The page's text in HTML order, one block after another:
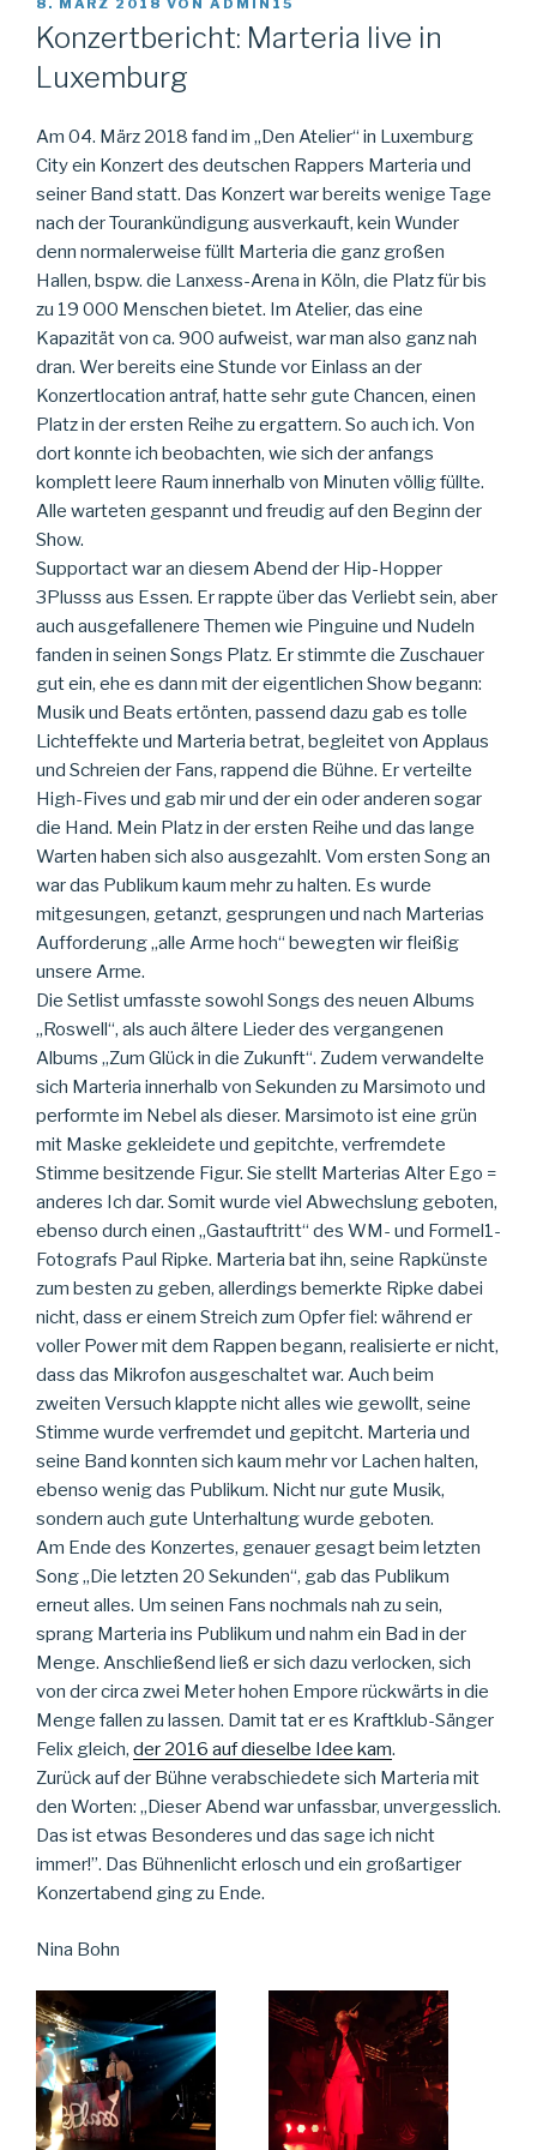
AM
8. MÄRZ 2018 VON ADMIN15
Konzertbericht: Marteria live in
Luxemburg
Am 04. März 2018 fand im „Den Atelier“ in Luxemburg
City ein Konzert des deutschen Rappers Marteria und
seiner Band statt. Das Konzert war bereits wenige Tage
nach der Tourankündigung ausverkauft, kein Wunder
denn normalerweise füllt Marteria die ganz großen
Hallen, bspw. die Lanxess-Arena in Köln, die Platz für bis
zu 19 000 Menschen bietet. Im Atelier, das eine
Kapazität von ca. 900 aufweist, war man also ganz nah
dran. Wer bereits eine Stunde vor Einlass an der
Konzertlocation antraf, hatte sehr gute Chancen, einen
Platz in der ersten Reihe zu ergattern. So auch ich. Von
dort konnte ich beobachten, wie sich der anfangs
komplett leere Raum innerhalb von Minuten völlig füllte.
Alle warteten gespannt und freudig auf den Beginn der
Show.
Supportact war an diesem Abend der Hip-Hopper
3Plusss aus Essen. Er rappte über das Verliebt sein, aber
auch ausgefallenere Themen wie Pinguine und Nudeln
fanden in seinen Songs Platz. Er stimmte die Zuschauer
gut ein, ehe es dann mit der eigentlichen Show begann:
Musik und Beats ertönten, passend dazu gab es tolle
Lichteffekte und Marteria betrat, begleitet von Applaus
und Schreien der Fans, rappend die Bühne. Er verteilte
High-Fives und gab mir und der ein oder anderen sogar
die Hand. Mein Platz in der ersten Reihe und das lange
Warten haben sich also ausgezahlt. Vom ersten Song an
war das Publikum kaum mehr zu halten. Es wurde
mitgesungen, getanzt, gesprungen und nach Marterias
Aufforderung „alle Arme hoch“ bewegten wir fleißig
unsere Arme.
Die Setlist umfasste sowohl Songs des neuen Albums
„Roswell“, als auch ältere Lieder des vergangenen
Albums „Zum Glück in die Zukunft“. Zudem verwandelte
sich Marteria innerhalb von Sekunden zu Marsimoto und
performte im Nebel als dieser. Marsimoto ist eine grün
mit Maske gekleidete und gepitchte, verfremdete
Stimme besitzende Figur. Sie stellt Marterias Alter Ego =
anderes Ich dar. Somit wurde viel Abwechslung geboten,
ebenso durch einen „Gastauftritt“ des WM- und Formel1-
Fotografs Paul Ripke. Marteria bat ihn, seine Rapkünste
zum besten zu geben, allerdings bemerkte Ripke dabei
nicht, dass er einem Streich zum Opfer fiel: während er
voller Power mit dem Rappen begann, realisierte er nicht,
dass das Mikrofon ausgeschaltet war. Auch beim
zweiten Versuch klappte nicht alles wie gewollt, seine
Stimme wurde verfremdet und gepitcht. Marteria und
seine Band konnten sich kaum mehr vor Lachen halten,
ebenso wenig das Publikum. Nicht nur gute Musik,
sondern auch gute Unterhaltung wurde geboten.
Am Ende des Konzertes, genauer gesagt beim letzten
Song „Die letzten 20 Sekunden“, gab das Publikum
erneut alles. Um seinen Fans nochmals nah zu sein,
sprang Marteria ins Publikum und nahm ein Bad in der
Menge. Anschließend ließ er sich dazu verlocken, sich
von der circa zwei Meter hohen Empore rückwärts in die
Menge fallen zu lassen. Damit tat er es Kraftklub-Sänger
Felix gleich, der 2016 auf dieselbe Idee kam.
Zurück auf der Bühne verabschiedete sich Marteria mit
den Worten: „Dieser Abend war unfassbar, unvergesslich.
Das ist etwas Besonderes und das sage ich nicht
immer!”. Das Bühnenlicht erlosch und ein großartiger
Konzertabend ging zu Ende.
Nina Bohn